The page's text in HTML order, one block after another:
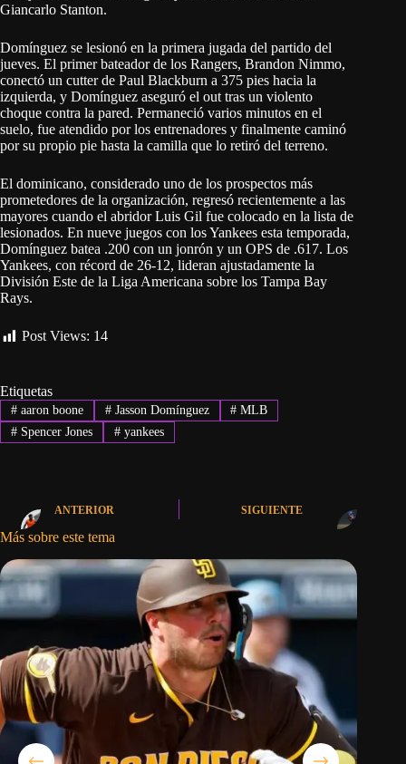
Giancarlo Stanton.
Domínguez se lesionó en la primera jugada del partido del
jueves. El primer bateador de los Rangers, Brandon Nimmo,
conectó un cutter de Paul Blackburn a 375 pies hacia la
izquierda, y Domínguez aseguró el out tras un violento
choque contra la pared. Permaneció varios minutos en el
suelo, fue atendido por los entrenadores y finalmente caminó
por su propio pie hasta la camilla que lo retiró del terreno.
El dominicano, considerado uno de los prospectos más
prometedores de la organización, regresó recientemente a las
mayores cuando el abridor Luis Gil fue colocado en la lista de
lesionados. En nueve juegos con los Yankees esta temporada,
Domínguez batea .200 con un jonrón y un OPS de .617. Los
Yankees, con récord de 26-12, lideran ajustadamente la
División Este de la Liga Americana sobre los Tampa Bay
Rays.
Post Views: 14
Etiquetas
#aaron boone #Jasson Domínguez # MLB
#Spencer Jones #yankees
ANTERIOR SIGUIENTE
Más sobre este tema